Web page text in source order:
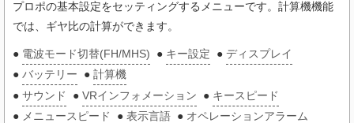
プロポの基本設定をセッティングするメニューです。計算機機能
では、ギヤ比の計算ができます。
● 電波モード切替(FH/MHS) ● キー設定 ● ディスプレイ
● バッテリー ● 計算機
● サウンド ● VRインフォメーション ● キースピード
● メニュースピード ● 表示言語 ● オペレーションアラーム